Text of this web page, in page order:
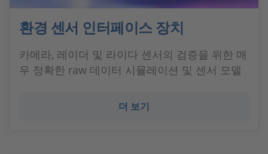
환경 센서 인터페이스 장치
카메라, 레이더 및 라이다 센서의 검증을 위한 매
우 정확한 raw 데이터 시뮬레이션 및 센서 모델
더 보기